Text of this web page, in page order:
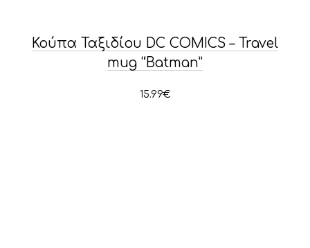
Κούπα Ταξιδίου DC COMICS – Travel
mug “Batman”
15.99€
PREVIOUS